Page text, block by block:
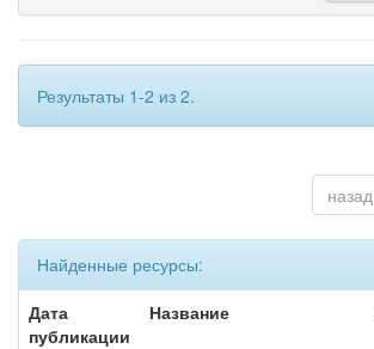
Результаты 1-2 из 2.
назад
Найденные ресурсы:
Дата
публикации
Название